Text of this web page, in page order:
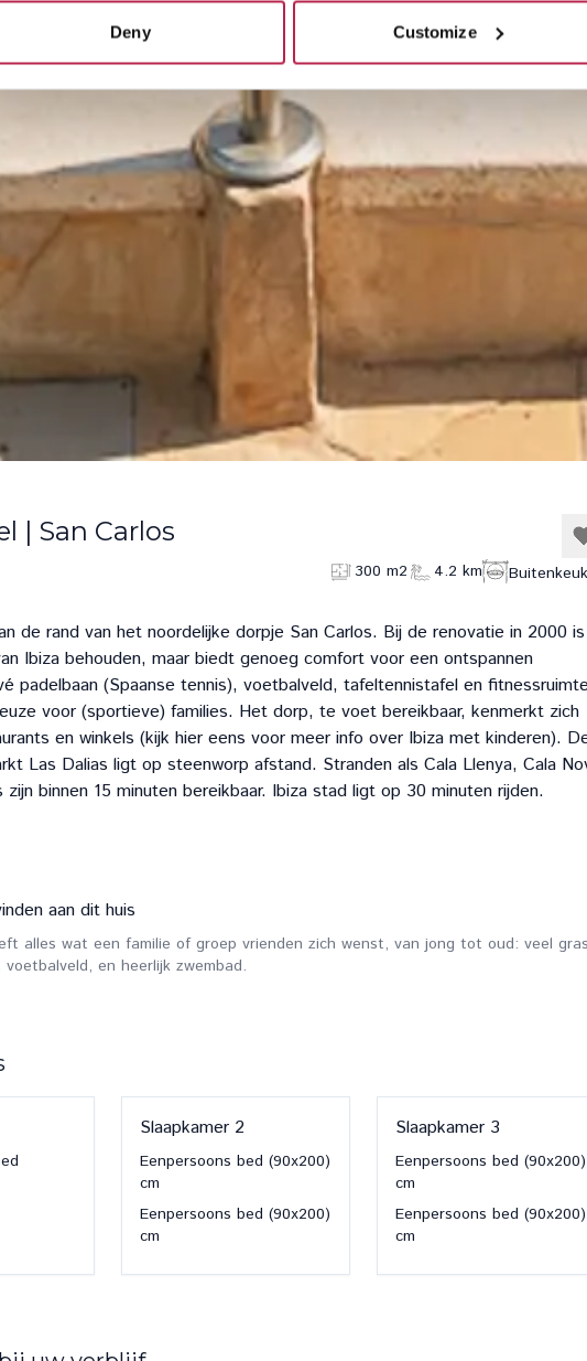
Deny Customize
| San Carlos
300 m2 4.2 km
de rand van het noordelijke dorpje San Carlos. Bij de renovatie in 2000 is
Ibiza behouden, maar biedt genoeg comfort voor een ontspannen
padelbaan (Spaanse tennis), voetbalveld, tafeltennistafel en
voor (sportieve) families. Het dorp, te voet bereikbaar, kenmerkt zich
en winkels (kijk hier eens voor meer info over Ibiza met kinderen).
Las Dalias ligt op steenworp afstand. Stranden als Cala Llenya, Cala
zijn binnen 15 minuten bereikbaar. Ibiza stad ligt op 30 minuten rijden.
aan dit huis
alles wat een familie of groep vrienden zich wenst, van jong tot oud: veel
en heerlijk zwembad.
Slaapkamer 2
Eenpersoons bed (90x200)
cm
Eenpersoons bed (90x200)
cm
Slaapkamer 3
Eenpersoons bed (90x200)
cm
Eenpersoons bed (90x200)
cm